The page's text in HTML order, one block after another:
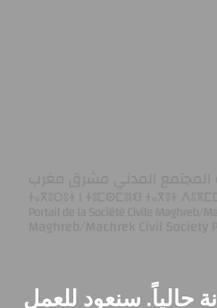
حالياً. سنعود للعمل